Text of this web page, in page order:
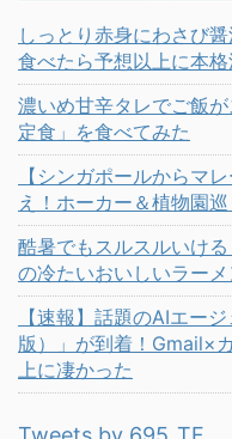
しっとり赤身にわさび
食べたら予想以上に本
濃いめ甘辛タレでご飯
定食」を食べてみた
【シンガポールからマ
え！ホーカー＆植物園巡
酷暑でもスルスルいけ
の冷たいおいしいラー
【速報】話題のAIエー
版）」が到着！Gmail×
上に凄かった